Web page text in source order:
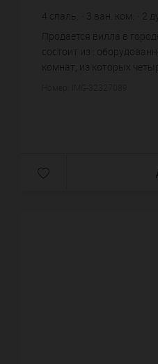
4 спаль. 3 ван. ком. 2
Продается вилла в
состоит из :
комнат, из которых